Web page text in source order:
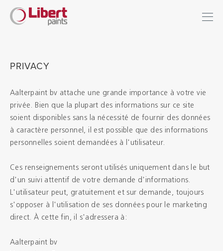
Libert
PRIVACY
Aalterpaint bv attache une grande importance à votre vie
privée. Bien que la plupart des informations sur ce site
soient disponibles sans la nécessité de fournir des données
à caractère personnel, il est possible que des informations
personnelles soient demandées à l'utilisateur.
Ces renseignements seront utilisés uniquement dans le but
d'un suivi attentif de votre demande d'informations.
L'utilisateur peut, gratuitement et sur demande, toujours
s'opposer à l'utilisation de ses données pour le marketing
direct. À cette fin, il s'adressera à:
Aalterpaint bv
SOLUTIONS D'HYGIÈNE
Distributeurs
Références